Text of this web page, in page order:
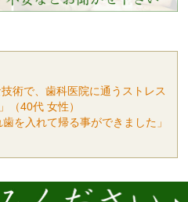
術で、歯科医院に通うストレス
（40代 女性）
を入れて帰る事ができました」